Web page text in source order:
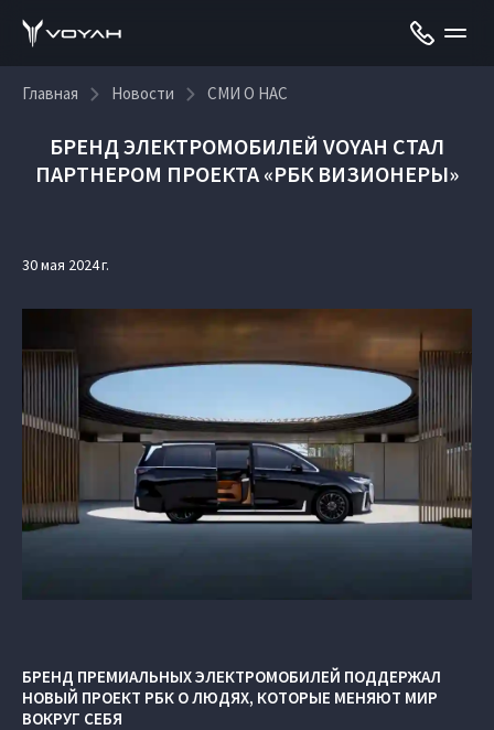
Главная Новости СМИ О НАС
БРЕНД ЭЛЕКТРОМОБИЛЕЙ VOYAH СТАЛ
ПАРТНЕРОМ ПРОЕКТА «РБК ВИЗИОНЕРЫ»
30 мая 2024 г.
БРЕНД ПРЕМИАЛЬНЫХ ЭЛЕКТРОМОБИЛЕЙ ПОДДЕРЖАЛ
НОВЫЙ ПРОЕКТ РБК О ЛЮДЯХ, КОТОРЫЕ МЕНЯЮТ МИР
ВОКРУГ СЕБЯ